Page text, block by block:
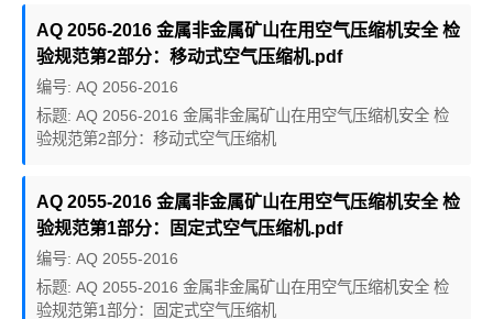
AQ 2056-2016 金属非金属矿山在用空气压缩机安全 检
验规范第2部分：移动式空气压缩机.pdf
编号: AQ 2056-2016
标题: AQ 2056-2016 金属非金属矿山在用空气压缩机安全 检
验规范第2部分：移动式空气压缩机
AQ 2055-2016 金属非金属矿山在用空气压缩机安全 检
验规范第1部分：固定式空气压缩机.pdf
编号: AQ 2055-2016
标题: AQ 2055-2016 金属非金属矿山在用空气压缩机安全 检
验规范第1部分：固定式空气压缩机